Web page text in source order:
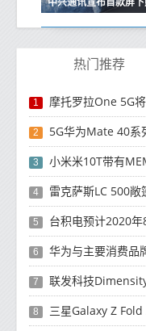
热门推荐
1 摩托罗拉One 5G
2 5G华为Mate 40系
3 小米米10T带有
4 雷克萨斯LC 500
5 台积电预计2020
6 华为与主要消费品牌合作
7 联发科技Dimensity
8 三星Galaxy Z